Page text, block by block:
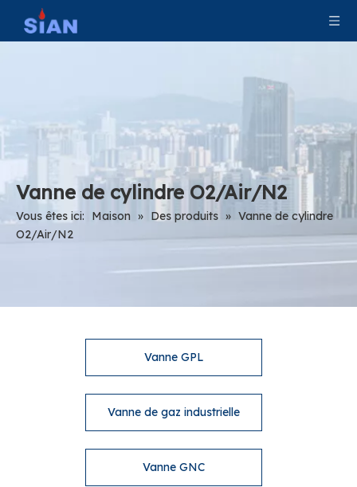
Vanne de cylindre O2/Air/N2
Vous êtes ici: Maison » Des produits » Vanne de cylindre
O2/Air/N2
Vanne GPL
Vanne de gaz industrielle
Vanne GNC